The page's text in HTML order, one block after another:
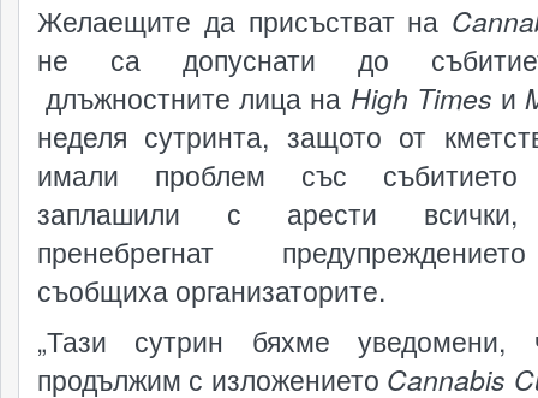
Желаещите да присъстват на
не са допуснати до
длъжностните лица на High Times и
неделя сутринта, защото от
имали проблем със
заплашили с арести всички,
пренебрегнат
съобщиха организаторите.
„Тази сутрин бяхме уведомени,
продължим с изложението Cannabis